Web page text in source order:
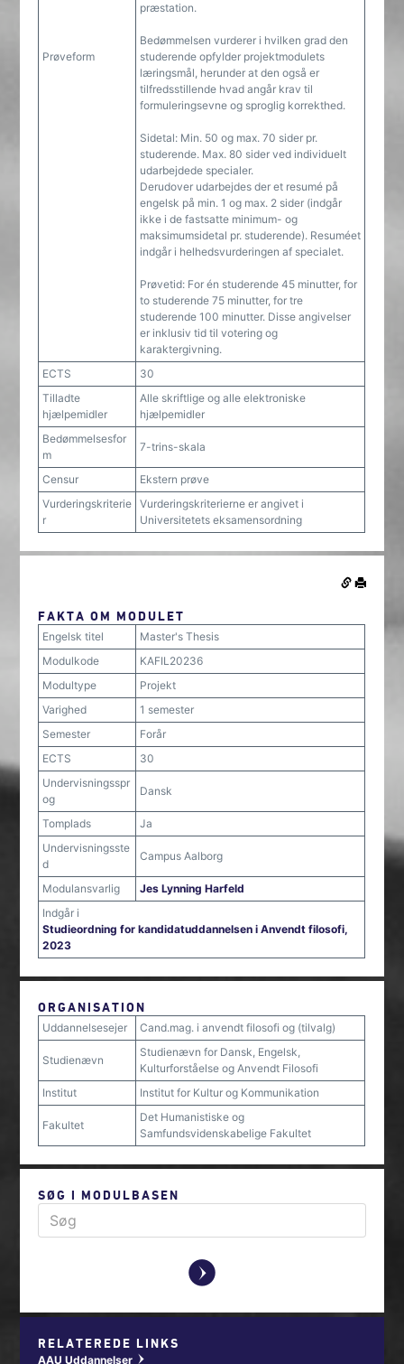
Prøveform
præstation.
Bedømmelsen vurderer i hvilken grad den
studerende opfylder projektmodulets
læringsmål, herunder at den også er
tilfredsstillende hvad angår krav til
formuleringsevne og sproglig korrekthed.
Sidetal: Min. 50 og max. 70 sider pr.
studerende. Max. 80 sider ved individuelt
udarbejdede specialer.
Derudover udarbejdes der et resumé på
engelsk på min. 1 og max. 2 sider (indgår
ikke i de fastsatte minimum- og
maksimumsidetal pr. studerende). Resuméet
indgår i helhedsvurderingen af specialet.
Prøvetid: For én studerende 45 minutter, for
to studerende 75 minutter, for tre
studerende 100 minutter. Disse angivelser
er inklusiv tid til votering og
karaktergivning.
ECTS
30
Tilladte
hjælpemidler
Alle skriftlige og alle elektroniske
hjælpemidler
Bedømmelsesfor
m
7-trins-skala
Censur
Ekstern prøve
Vurderingskriterie
r
Vurderingskriterierne er angivet i
Universitetets eksamensordning
FAKTA OM MODULET
Engelsk titel
Master's Thesis
Modulkode
KAFIL20236
Modultype
Projekt
Varighed
1 semester
Semester
Forår
ECTS
30
Undervisningsspr
og
Dansk
Tomplads
Ja
Undervisningsste
d
Campus Aalborg
Modulansvarlig
Jes Lynning Harfeld
Indgår i
Studieordning for kandidatuddannelsen i Anvendt filosofi,
2023
ORGANISATION
Uddannelsesejer Cand.mag. i anvendt filosofi og (tilvalg)
Studienævn
Studienævn for Dansk, Engelsk,
Kulturforståelse og Anvendt Filosofi
Institut
Institut for Kultur og Kommunikation
Fakultet
Det Humanistiske og
Samfundsvidenskabelige Fakultet
SØG I MODULBASEN
y
RELATEREDE LINKS
AAU Uddannelser w